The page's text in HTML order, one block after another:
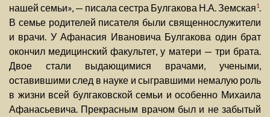
нашей семьи», — писала сестра Булгакова Н.А. Земская1.
В семье родителей писателя были священнослужители
и врачи. У Афанасия Ивановича Булгакова один брат
окончил медицинский факультет, у матери — три брата.
Двое стали выдающимися врачами, учеными,
оставившими след в науке и сыгравшими немалую роль
в жизни всей булгаковской семьи и особенно Михаила
Афанасьевича. Прекрасным врачом был и не забытый